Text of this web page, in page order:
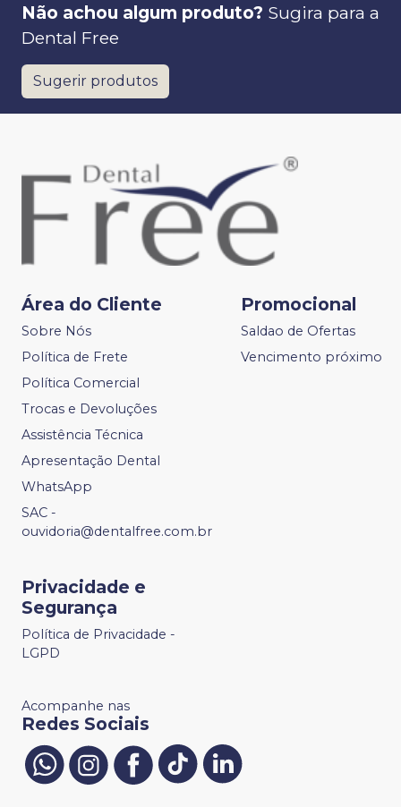
Não achou algum produto? Sugira para a
Dental Free
Sugerir produtos
Área do Cliente
Sobre Nós
Política de Frete
Política Comercial
Trocas e Devoluções
Assistência Técnica
Apresentação Dental
WhatsApp
SAC -
ouvidoria@dentalfree.com.br
Promocional
Saldao de Ofertas
Vencimento próximo
Privacidade e
Segurança
Política de Privacidade -
LGPD
Acompanhe nas
Redes Sociais